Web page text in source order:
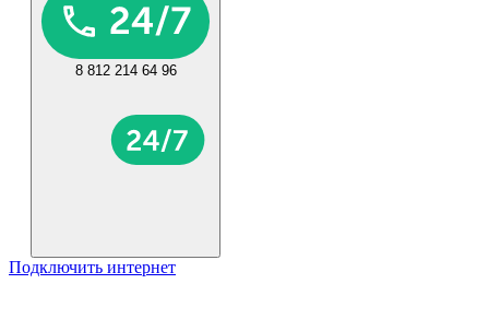
8 812 214 64 96
Подключить интернет